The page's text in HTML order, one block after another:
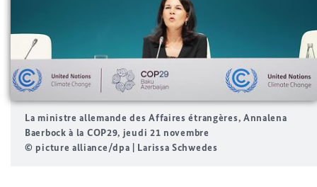
La ministre allemande des Affaires étrangères, Annalena
Baerbock à la COP29, jeudi 21 novembre
© picture alliance/dpa | Larissa Schwedes